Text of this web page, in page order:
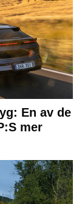
En av de
mer